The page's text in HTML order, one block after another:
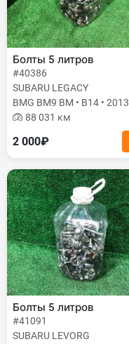
Болты 5 литров
#40386
SUBARU LEGACY
BMG BM9 BM • B14 • 2013
88 031 км
2 000₽
Болты 5 литров
#41091
SUBARU LEVORG